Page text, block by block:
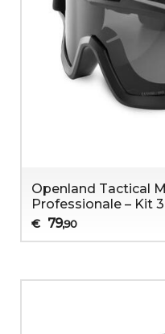
Openland Tactical
Professionale – Kit
€ 79,90